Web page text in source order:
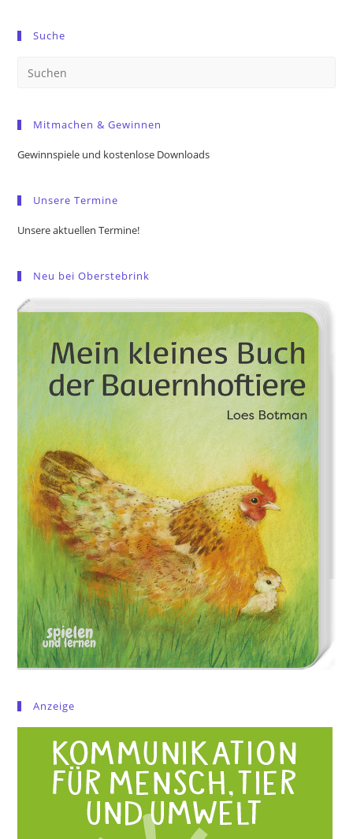
Suche
Mitmachen & Gewinnen
Gewinnspiele und kostenlose Downloads
Unsere Termine
Unsere aktuellen Termine!
Neu bei Oberstebrink
Anzeige